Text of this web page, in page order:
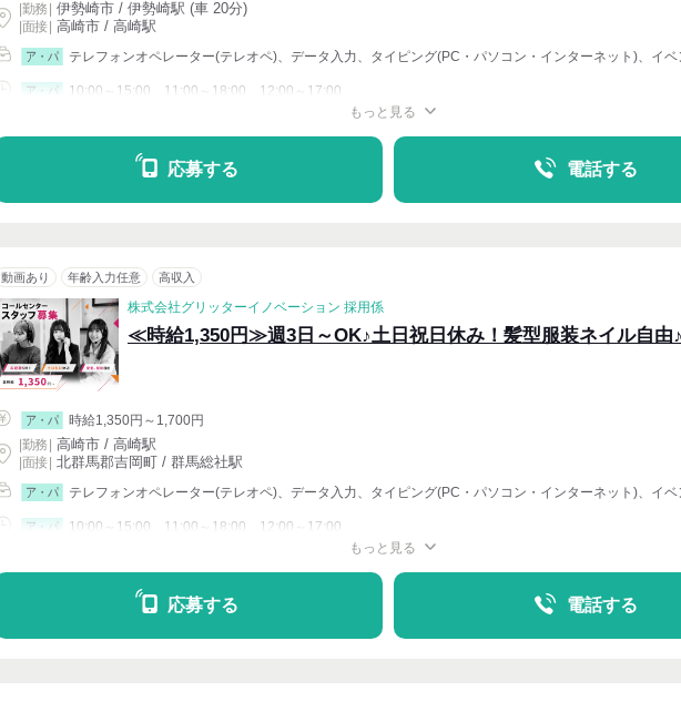
|勤務 伊勢崎市 / 伊勢崎駅 (車 20分)
| 面接 | 高崎市 / 高崎駅
ア・パ テレフォンオペレーター(テレオペ)、データ入力、タイピング(PC・パソコン・インターネット)、イ
ア・パ 10:00～15:00、11:00～18:00、12:00～17:00
もっと見る
応募する 電話する
動画あり 年齢入力任意 高収入
株式会社グリッターイノベーション 採用係
≪時給1,350円≫週3日～OK♪土日祝日休み！髪型服装ネイル自由♪
ア・パ
時給1,350円～1,700円
|勤務 高崎市 / 高崎駅
| 面接 | 北群馬郡吉岡町 / 群馬総社駅
ア・パ テレフォンオペレーター(テレオペ)、データ入力、タイピング(PC・パソコン・インターネット)、イ
ア・パ 10:00～15:00、11:00～18:00、12:00～17:00
もっと見る
応募する 電話する